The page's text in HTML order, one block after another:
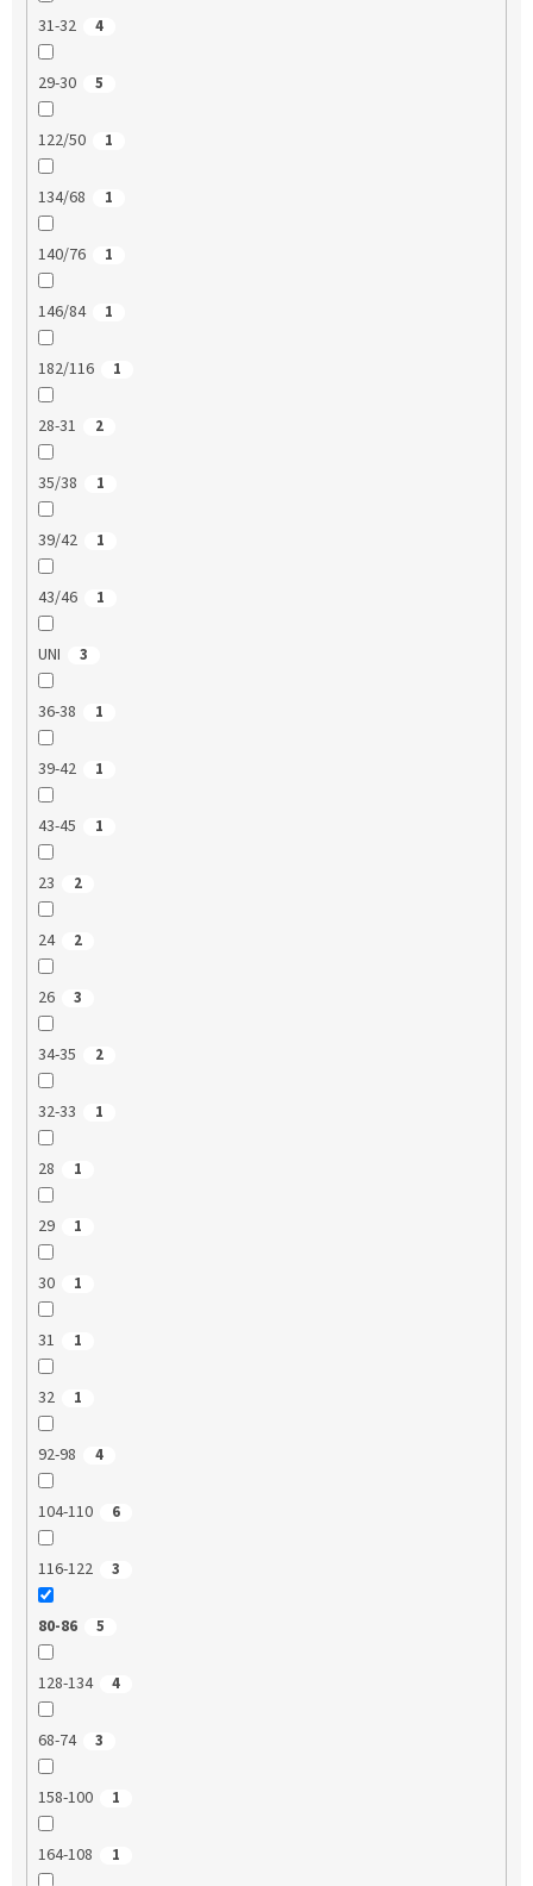
31-32 4
29-30 5
122/50 1
134/68 1
140/76 1
146/84 1
182/116 1
28-31 2
35/38 1
39/42 1
43/46 1
UNI 3
36-38 1
39-42 1
43-45 1
23 2
24 2
26 3
34-35 2
32-33 1
28 1
29 1
30 1
31 1
32 1
92-98 4
104-110 6
116-122 3
80-86 5
128-134 4
68-74 3
158-100 1
164-108 1